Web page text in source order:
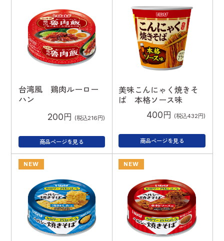
台湾風 鶏肉ルーロー
ハン
200円 (税込216円)
商品ページを見る
美味こんにゃく焼きそ
ば 本格ソース味
400円 (税込432円)
商品ページを見る
NEW NEW